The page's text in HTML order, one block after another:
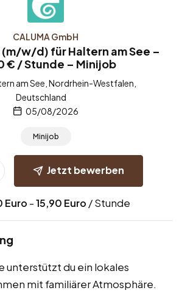
CALUMA GmbH
w/d) für Haltern am See –
€ / Stunde – Minijob
am See, Nordrhein-Westfalen,
Deutschland
05/08/2026
Minijob
Jetzt bewerben
Euro -15,90 Euro / Stunde
unterstützt du ein lokales
mit familiärer Atmosphäre.